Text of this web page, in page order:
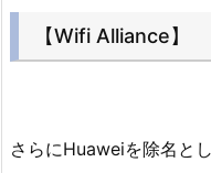
【Wifi Alliance】
さらにHuaweiを除名と